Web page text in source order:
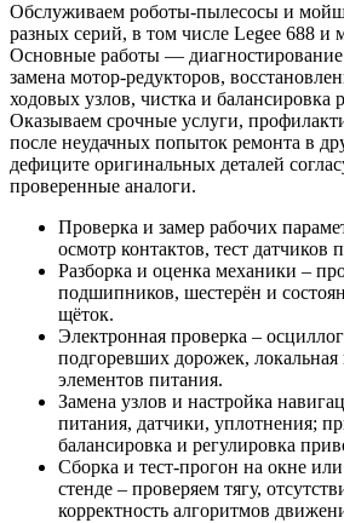
Обслуживаем роботы-пылесосы и
разных серий, в том числе Legee 688 и
Основные работы —
замена мотор-редукторов,
ходовых узлов, чистка и балансировка
Оказываем срочные услуги,
после неудачных попыток ремонта в
дефиците оригинальных деталей
проверенные аналоги.
Проверка и замер рабочих
осмотр контактов, тест датчиков
Разборка и оценка механики –
подшипников, шестерён и
щёток.
Электронная проверка –
подгоревших дорожек, локальная
элементов питания.
Замена узлов и настройка
питания, датчики, уплотнения;
балансировка и регулировка
Сборка и тест-прогон на окне
стенде – проверяем тягу,
корректность алгоритмов